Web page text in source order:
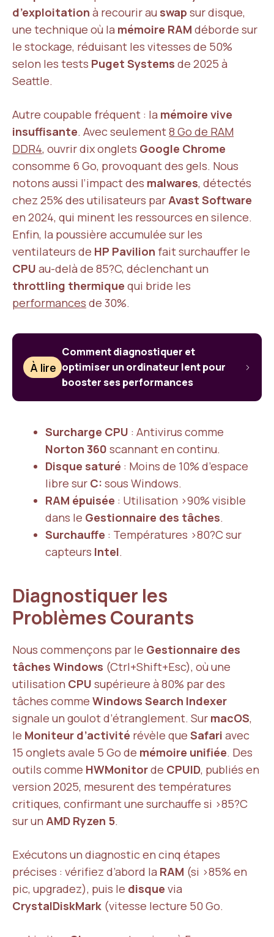
d’exploitation à recourir au swap sur disque,
une technique où la mémoire RAM déborde sur
le stockage, réduisant les vitesses de 50%
selon les tests Puget Systems de 2025 à
Seattle.
Autre coupable fréquent : la mémoire vive
insuffisante. Avec seulement8 Go de RAM
DDR4, ouvrir dix onglets Google Chrome
consomme 6 Go, provoquant des gels. Nous
notons aussi l’impact des malwares, détectés
chez 25% des utilisateurs par Avast Software
en 2024, qui minent les ressources en silence.
Enfin, la poussière accumulée sur les
ventilateurs de HP Pavilion fait surchauffer le
CPU au-delà de 85?C, déclenchant un
throttling thermique qui bride les
performances de 30%.
À lire
Comment diagnostiquer et
optimiser un ordinateur lent pour
booster ses performances
Surcharge CPU : Antivirus comme
Norton 360 scannant en continu.
Disque saturé : Moins de 10% d’espace
libre sur C: sous Windows.
RAM épuisée : Utilisation >90% visible
dans le Gestionnaire des tâches.
Surchauffe : Températures >80?C sur
capteurs Intel.
Diagnostiquer les
Problèmes Courants
Nous commençons par le Gestionnaire des
tâches Windows (Ctrl+Shift+Esc), où une
utilisation CPU supérieure à 80% par des
tâches comme Windows Search Indexer
signale un goulot d’étranglement. Sur macOS,
le Moniteur d’activité révèle que Safari avec
15 onglets avale 5 Go de mémoire unifiée. Des
outils comme HWMonitorde CPUID, publiés en
version 2025, mesurent des températures
critiques, confirmant une surchauffe si >85?C
sur un AMD Ryzen 5.
Exécutons un diagnostic en cinq étapes
précises : vérifiez d’abord la RAM (si >85% en
pic, upgradez), puis le disque via
CrystalDiskMark (vitesse lecture 50 Go.